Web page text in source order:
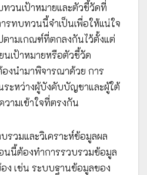
วนเป้าหมายและตัวชี้วัดที่
รทบทวนนี้จำเป็นเพื่อให้แน่ใจ
ตามเกณฑ์ที่ตกลงกันไว้ตั้งแต่
นเป้าหมายหรือตัวชี้วัด
งนำมาพิจารณาด้วย การ
ะหว่างผู้บังคับบัญชาและผู้ใต้
ามเข้าใจที่ตรงกัน
วมและวิเคราะห์ข้อมูลผล
นี้ต้องทำการรวบรวมข้อมูล
ง เช่น ระบบฐานข้อมูลของ